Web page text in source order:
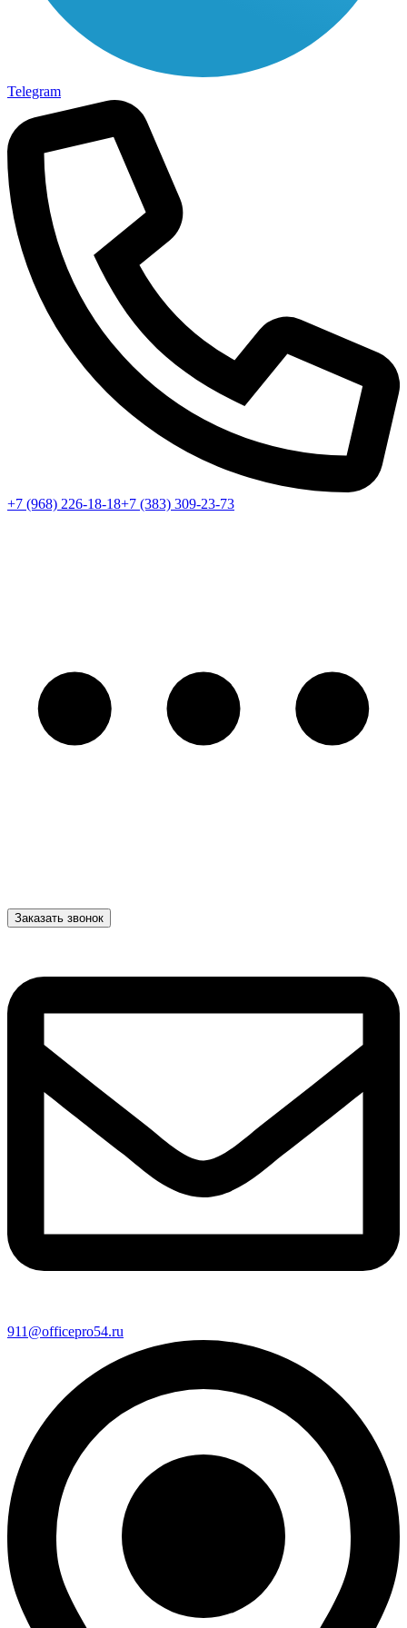
Telegram
+7 (968) 226-18-18+7 (383) 309-23-73
Заказать звонок
911@officepro54.ru